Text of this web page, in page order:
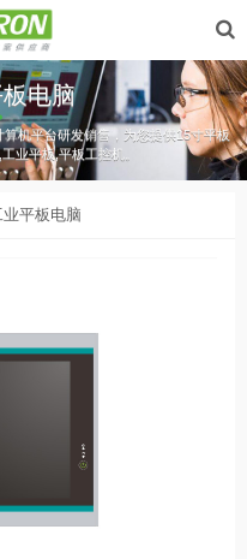
电脑
机平台研发销售，为您提供15寸平板
业平板,平板工控机。
业平板电脑